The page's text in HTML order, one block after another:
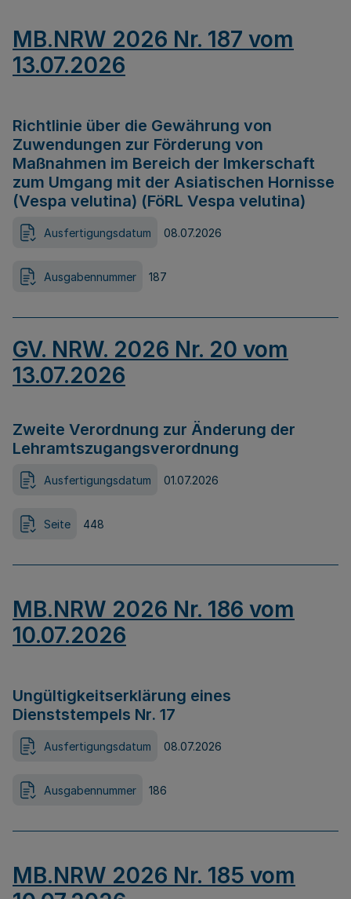
MB.NRW 2026 Nr. 187 vom
13.07.2026
Richtlinie über die Gewährung von
Zuwendungen zur Förderung von
Maßnahmen im Bereich der Imkerschaft
zum Umgang mit der Asiatischen Hornisse
(Vespa velutina) (FöRL Vespa velutina)
Ausfertigungsdatum 08.07.2026
Ausgabennummer 187
GV. NRW. 2026 Nr. 20 vom
13.07.2026
Zweite Verordnung zur Änderung der
Lehramtszugangsverordnung
Ausfertigungsdatum 01.07.2026
Seite 448
MB.NRW 2026 Nr. 186 vom
10.07.2026
Ungültigkeitserklärung eines
Dienststempels Nr. 17
Ausfertigungsdatum 08.07.2026
Ausgabennummer 186
MB.NRW 2026 Nr. 185 vom